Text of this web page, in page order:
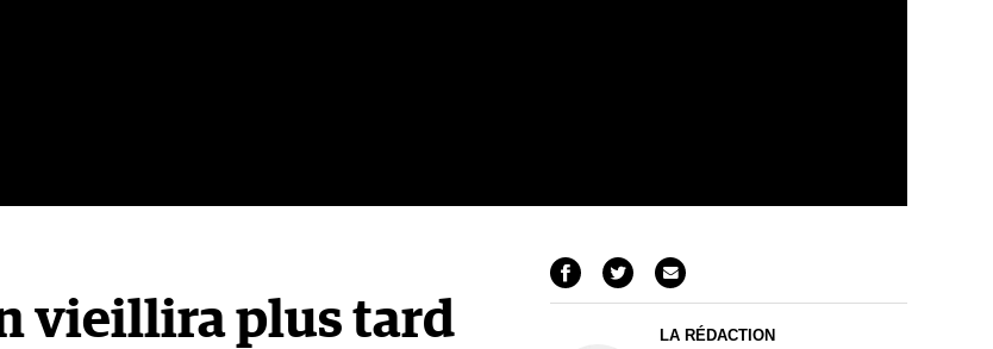
vieillira plus tard
LA RÉDACTION